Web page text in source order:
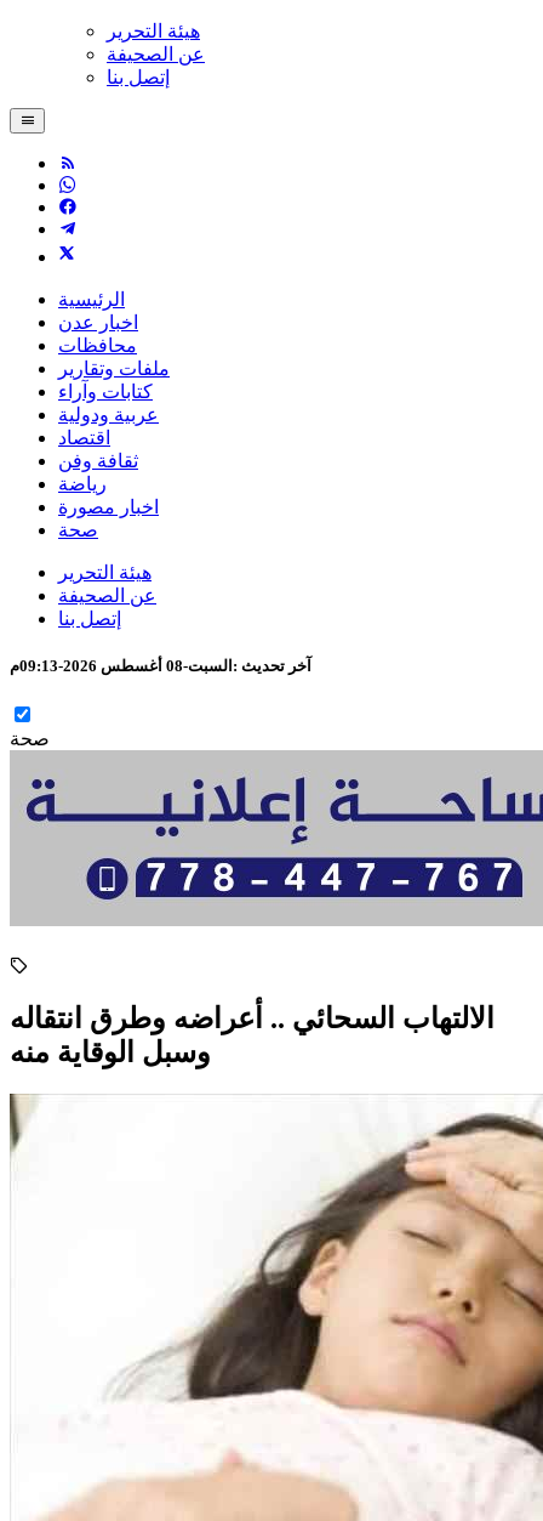
هيئة التحرير
عن الصحيفة
إتصل بنا
الرئيسية
اخبار عدن
محافظات
ملفات وتقارير
كتابات وآراء
عربية ودولية
اقتصاد
ثقافة وفن
رياضة
اخبار مصورة
صحة
هيئة التحرير
عن الصحيفة
إتصل بنا
آخر تحديث : السبت-08 أغسطس 2026-09:13م
صحة
الالتهاب السحائي .. أعراضه وطرق انتقاله
وسبل الوقاية منه